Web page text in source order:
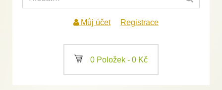
Můj účet Registrace
a 0 Položek - 0 Kč